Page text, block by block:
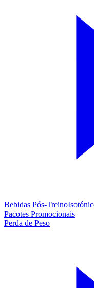
Bebidas Pós-Treino
Pacotes Promocionais
Perda de Peso